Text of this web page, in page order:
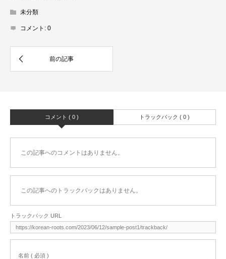
未分類
コメント: 0
コメント ( 0 ) トラックバック ( 0 )
この記事へのコメントはありません。
この記事へのトラックバックはありません。
トラックバック URL
名前 ( 必須 )